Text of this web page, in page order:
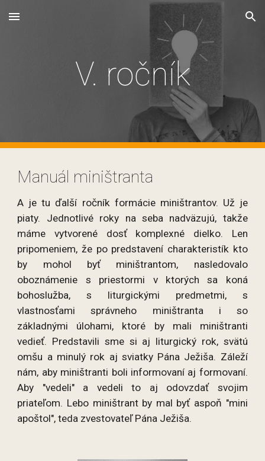
Skip to main content Skip to navigation
V. ročník
Manuál miništranta
A je tu ďalší ročník formácie miništrantov. Už je
piaty. Jednotlivé roky na seba nadväzujú, takže
máme vytvorené dosť komplexné dielko. Len
pripomeniem, že po predstavení charakteristík kto
by mohol byť miništrantom, nasledovalo
oboznámenie s priestormi v ktorých sa koná
bohoslužba, s liturgickými predmetmi, s
vlastnosťami správneho miništranta i so
základnými úlohami, ktoré by mali miništranti
vedieť. Predstavili sme si aj liturgický rok, svätú
omšu a minulý rok aj sviatky Pána Ježiša. Záleží
nám, aby miništranti boli informovaní aj formovaní.
Aby "vedeli" a vedeli to aj odovzdať svojim
priateľom. Lebo miništrant by mal byť aspoň "mini
apoštol", teda zvestovateľ Pána Ježiša.